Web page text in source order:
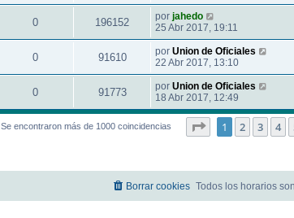
0 196152 por jahedo
25 Abr 2017, 19:11
0 91610 por Union de Oficiales
22 Abr 2017, 13:10
0 91773 por Union de Oficiales
18 Abr 2017, 12:49
Se encontraron más de 1000 coincidencias Página1 de 20
1 2 3 4
Todos los horarios son
Borrar cookies